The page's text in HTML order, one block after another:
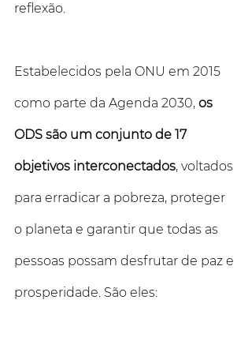
reflexão.
Estabelecidos pela ONU em 2015
como parte da Agenda 2030, os
ODS são um conjunto de 17
objetivos interconectados, voltados
para erradicar a pobreza, proteger
o planeta e garantir que todas as
pessoas possam desfrutar de paz e
prosperidade. São eles: